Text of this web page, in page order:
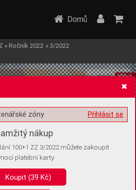
volitelných informací
nepotřebujeme ukládat žádné informace
vás ale požádali o souhlas s
Domů
» Ročník 2022 » 3/2022
Přihlásit se
zóny
nákup
100+1 ZZ 3/2022 můžete zakoupit
platební karty
Koupit (39 Kč)